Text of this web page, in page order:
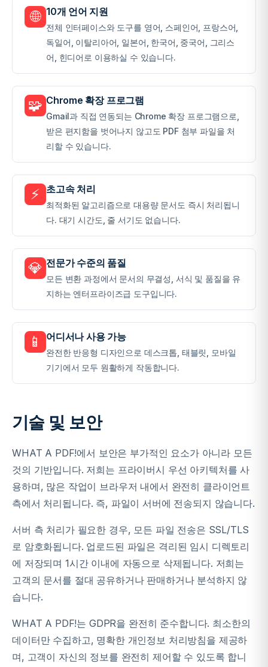
🌐 10개 언어 지원
전체 인터페이스와 도구를 영어, 스페인어, 프랑스어,
독일어, 이탈리아어, 일본어, 한국어, 중국어, 그리스
어, 힌디어로 이용하실 수 있습니다.
🧩 Chrome 확장 프로그램
Gmail과 직접 연동되는 Chrome 확장 프로그램으로,
받은 편지함을 벗어나지 않고도 PDF 첨부 파일을 처
리할 수 있습니다.
⚡ 초고속 처리
최적화된 알고리즘으로 대용량 문서도 즉시 처리됩니
다. 대기 시간도, 줄 서기도 없습니다.
💎 전문가 수준의 품질
모든 변환 과정에서 문서의 무결성, 서식 및 품질을 유
지하는 엔터프라이즈급 도구입니다.
📱 어디서나 사용 가능
완전한 반응형 디자인으로 데스크톱, 태블릿, 모바일
기기에서 모두 원활하게 작동합니다.
기술 및 보안
WHAT A PDF!에서 보안은 부가적인 요소가 아니라 모든
것의 기반입니다. 저희는 프라이버시 우선 아키텍처를 사
용하며, 많은 작업이 브라우저 내에서 완전히 클라이언트
측에서 처리됩니다. 즉, 파일이 서버에 전송되지 않습니다.
서버 측 처리가 필요한 경우, 모든 파일 전송은 SSL/TLS
로 암호화됩니다. 업로드된 파일은 격리된 임시 디렉토리
에 저장되며 1시간 이내에 자동으로 삭제됩니다. 저희는
고객의 문서를 절대 공유하거나 판매하거나 분석하지 않
습니다.
WHAT A PDF!는 GDPR을 완전히 준수합니다. 최소한의
데이터만 수집하고, 명확한 개인정보 처리방침을 제공하
며, 고객이 자신의 정보를 완전히 제어할 수 있도록 합니